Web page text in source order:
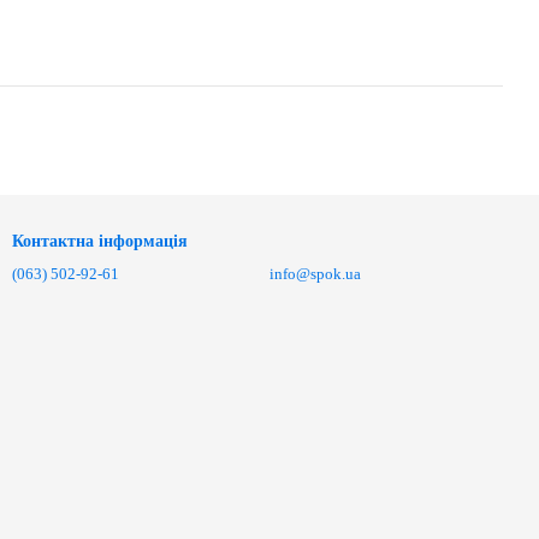
Контактна інформація
(063) 502-92-61
info@spok.ua